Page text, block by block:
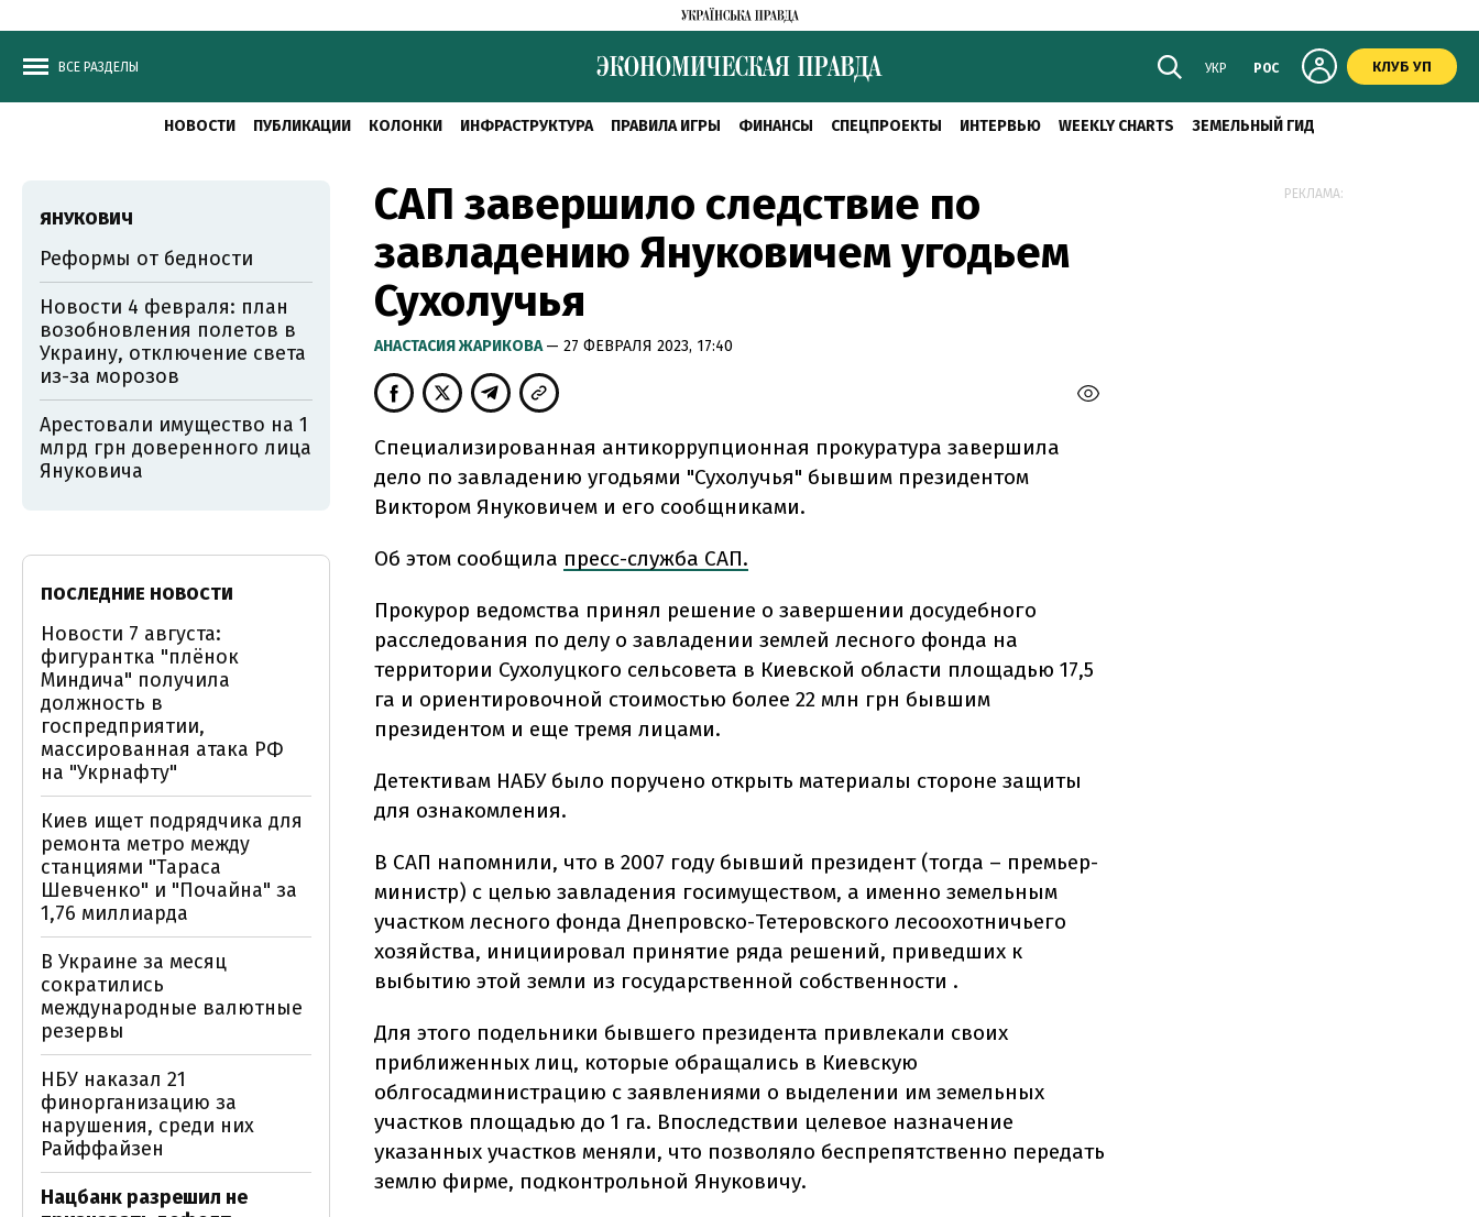
ВСЕ РАЗДЕЛЫ УКР РОС КЛУБ УП
НОВОСТИ ПУБЛИКАЦИИ КОЛОНКИ ИНФРАСТРУКТУРА ПРАВИЛА ИГРЫ ФИНАНСЫ СПЕЦПРОЕКТЫ ИНТЕРВЬЮ WEEKLY CHARTS ЗЕМЕЛЬНЫЙ ГИД
САП завершило следствие по
завладению Януковичем угодьем
Сухолучья
АНАСТАСИЯ ЖАРИКОВА— 27 ФЕВРАЛЯ 2023, 17:40
Специализированная антикоррупционная прокуратура завершила
дело по завладению угодьями "Сухолучья" бывшим президентом
Виктором Януковичем и его сообщниками.
Об этом сообщила пресс-служба САП.
Прокурор ведомства принял решение о завершении досудебного
расследования по делу о завладении землей лесного фонда на
территории Сухолуцкого сельсовета в Киевской области площадью 17,5
га и ориентировочной стоимостью более 22 млн грн бывшим
президентом и еще тремя лицами.
Детективам НАБУ было поручено открыть материалы стороне защиты
для ознакомления.
В САП напомнили, что в 2007 году бывший президент (тогда – премьер-
министр) с целью завладения госимуществом, а именно земельным
участком лесного фонда Днепровско-Тетеровского лесоохотничьего
хозяйства, инициировал принятие ряда решений, приведших к
выбытию этой земли из государственной собственности .
Для этого подельники бывшего президента привлекали своих
приближенных лиц, которые обращались в Киевскую
облгосадминистрацию с заявлениями о выделении им земельных
участков площадью до 1 га. Впоследствии целевое назначение
указанных участков меняли, что позволяло беспрепятственно передать
землю фирме, подконтрольной Януковичу.
ЯНУКОВИЧ
Реформы от бедности
Новости 4 февраля: план
возобновления полетов в
Украину, отключение света
из-за морозов
Арестовали имущество на 1
млрд грн доверенного лица
Януковича
ПОСЛЕДНИЕ НОВОСТИ
Новости 7 августа:
фигурантка "плёнок
Миндича" получила
должность в
госпредприятии,
массированная атака РФ
на "Укрнафту"
Киев ищет подрядчика для
ремонта метро между
станциями "Тараса
Шевченко" и "Почайна" за
1,76 миллиарда
В Украине за месяц
сократились
международные валютные
резервы
НБУ наказал 21
финорганизацию за
нарушения, среди них
Райффайзен
Нацбанк разрешил не
РЕКЛАМА: